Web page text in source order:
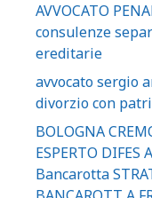
AVVOCATO
consulenze
ereditarie
avvocato sergio
divorzio con
BOLOGNA
ESPERTO DIFES
Bancarotta